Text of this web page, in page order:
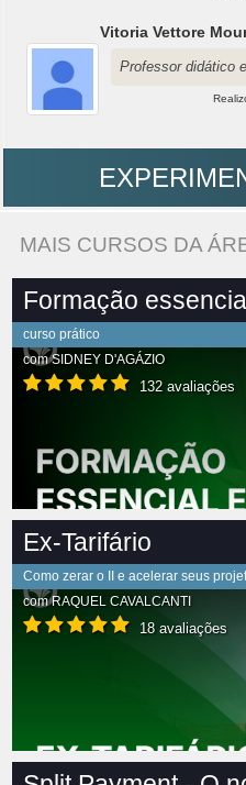
Vitoria Vettore
Professor didático
MAIS CURSOS DA
Formação
curso prático
comSIDNEY D'AGÁZIO
132 avaliações
Ex-Tarifário
Como zerar o II e acelerar seus
comRAQUEL CAVALCANTI
18 avaliações